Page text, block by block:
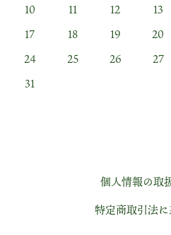
10
11 12 13
17
18 19 20
24
25 26 27
31
個人情報の取
特定商取引法